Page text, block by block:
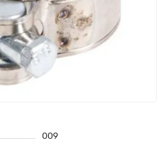
009